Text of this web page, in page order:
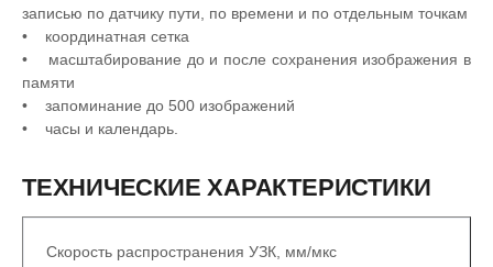
записью по датчику пути, по времени и по отдельным точкам
• координатная сетка
• масштабирование до и после сохранения изображения в
памяти
• запоминание до 500 изображений
• часы и календарь.
ТЕХНИЧЕСКИЕ ХАРАКТЕРИСТИКИ
Скорость распространения УЗК, мм/мкс